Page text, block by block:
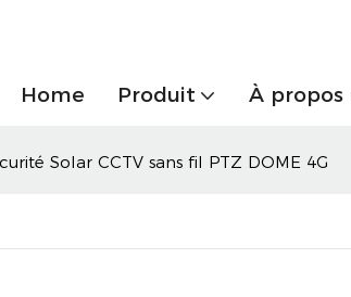
Home Produit À propos
Solar CCTV sans fil PTZ DOME 4G